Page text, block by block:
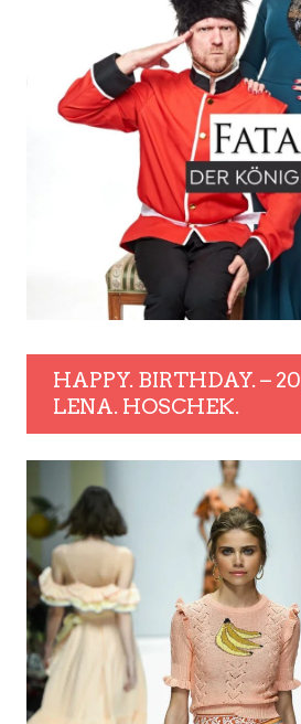
HAPPY. BIRTHDAY. –
LENA. HOSCHEK.